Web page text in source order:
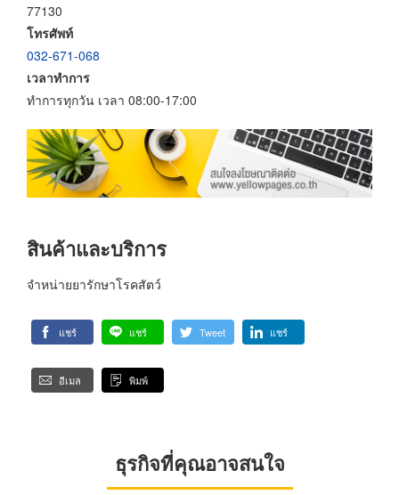
77130
โทรศัพท์
032-671-068
เวลาทำการ
ทำการทุกวัน เวลา 08:00-17:00
สินค้าและบริการ
จำหน่ายยารักษาโรคสัตว์
แชร์ แชร์ Tweet แชร์
อีเมล พิมพ์
ธุรกิจที่คุณอาจสนใจ